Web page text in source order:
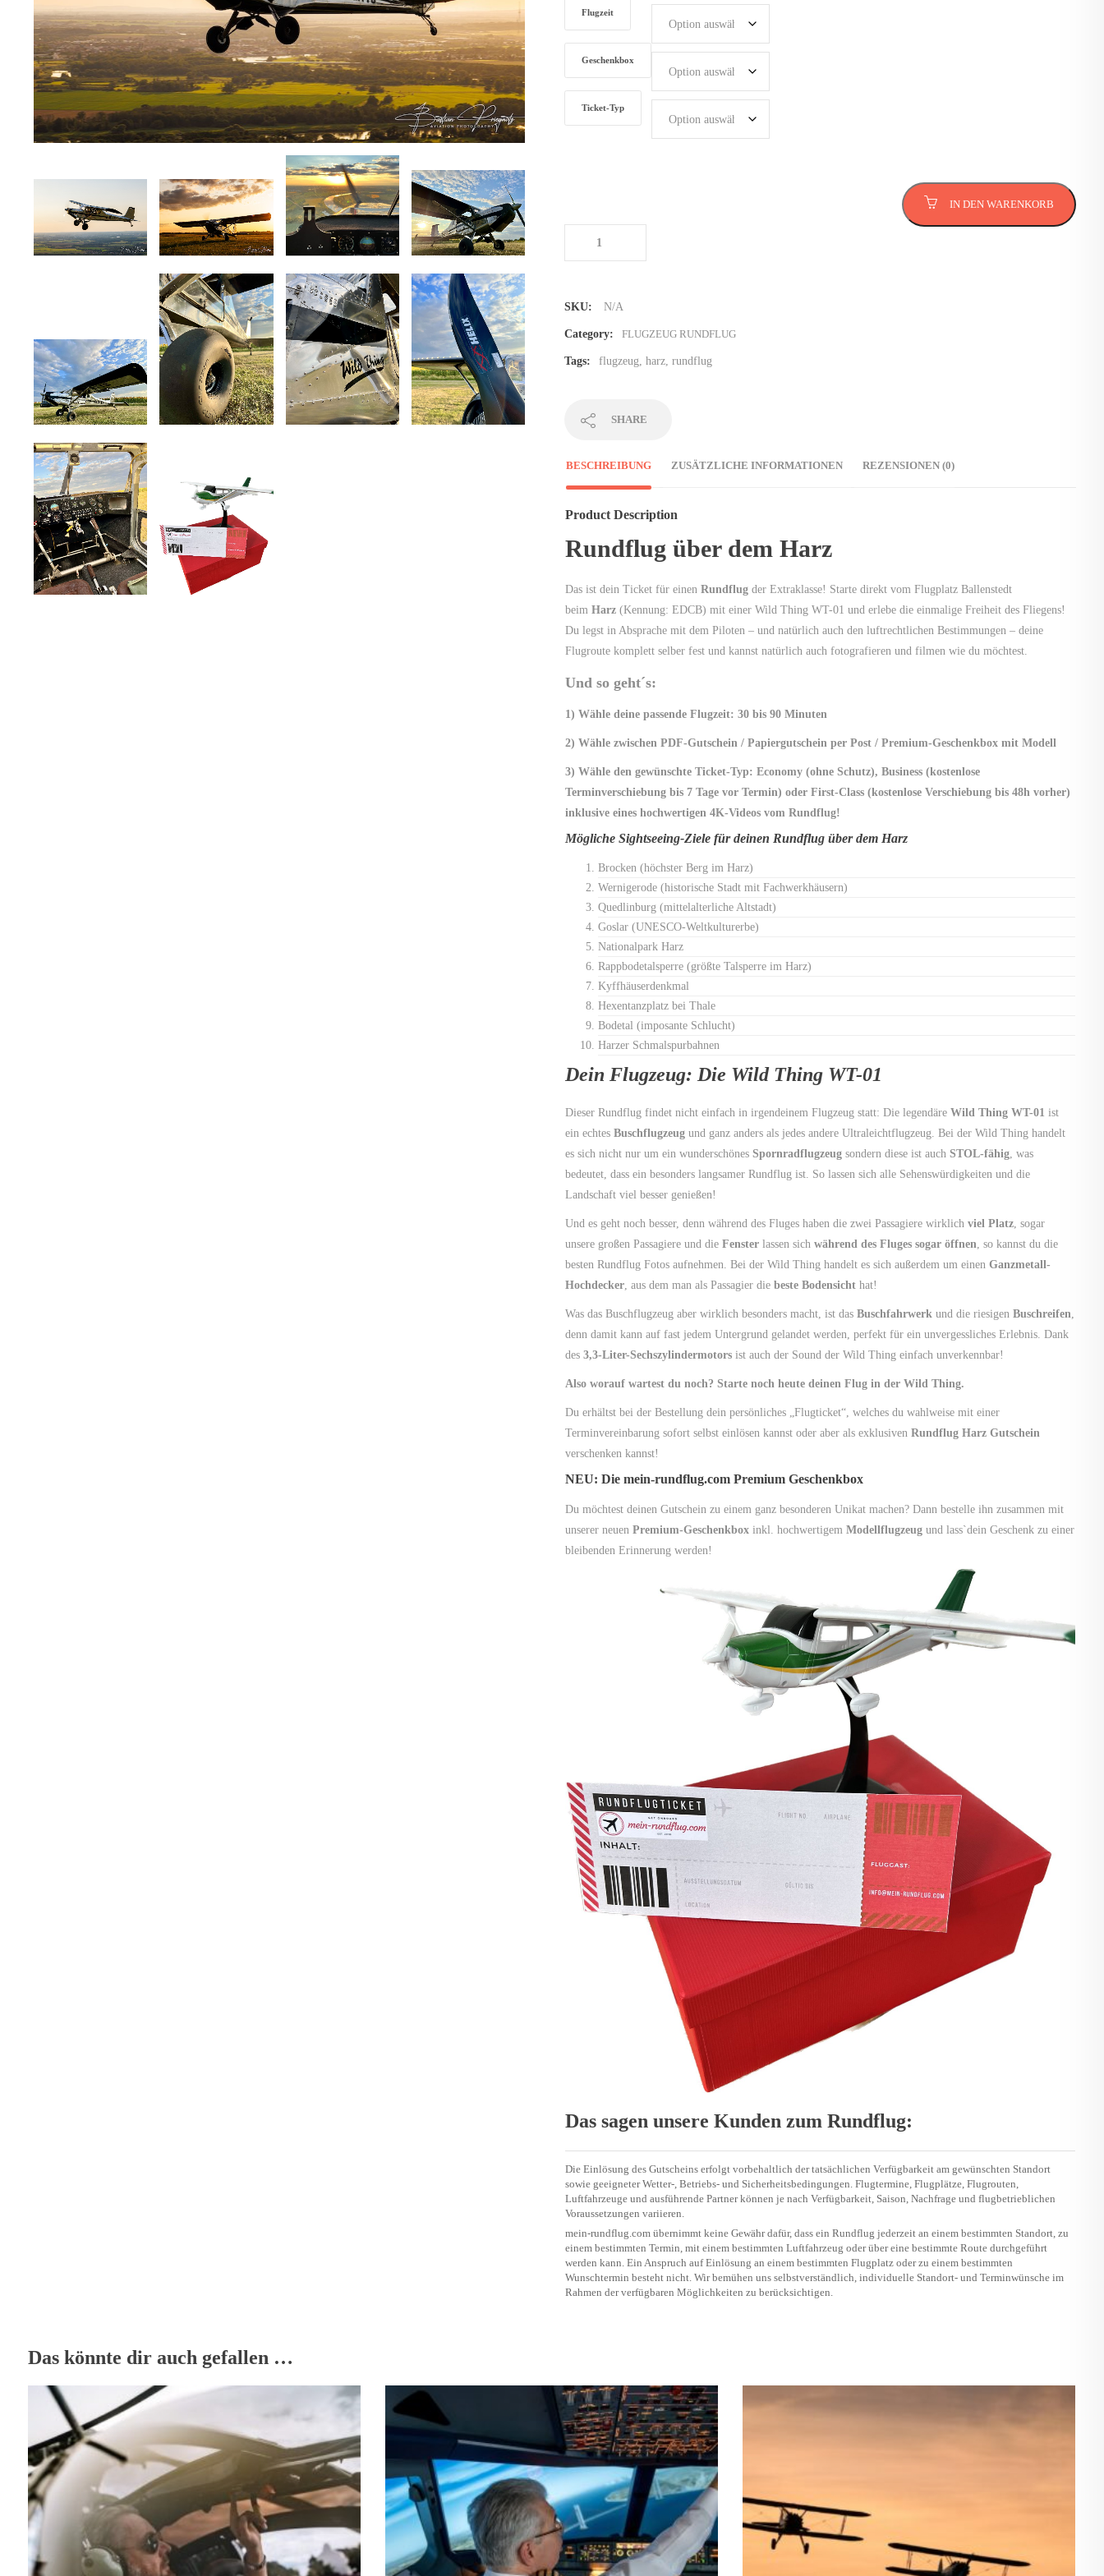
Flugzeit
Geschenkbox
Ticket-Typ
IN DEN WARENKORB
SKU: N/A
Category: FLUGZEUG RUNDFLUG
Tags: flugzeug, harz, rundflug
SHARE
BESCHREIBUNG ZUSÄTZLICHE INFORMATIONEN REZENSIONEN (0)
Product Description
Rundflug über dem Harz
Das ist dein Ticket für einen Rundflugder Extraklasse! Starte direkt vom Flugplatz Ballenstedt
beim Harz(Kennung: EDCB) mit einer Wild Thing WT-01 und erlebe die einmalige Freiheit des Fliegens!
Du legst in Absprache mit dem Piloten – und natürlich auch den luftrechtlichen Bestimmungen – deine
Flugroute komplett selber fest und kannst natürlich auch fotografieren und filmen wie du möchtest.
Und so geht´s:
1) Wähle deine passende Flugzeit: 30 bis 90 Minuten
2) Wähle zwischen PDF-Gutschein / Papiergutschein per Post / Premium-Geschenkbox mit Modell
3) Wähle den gewünschte Ticket-Typ: Economy (ohne Schutz), Business (kostenlose
Terminverschiebung bis 7 Tage vor Termin) oder First-Class (kostenlose Verschiebung bis 48h vorher)
inklusive eines hochwertigen 4K-Videos vom Rundflug!
Mögliche Sightseeing-Ziele für deinen Rundflug überdem Harz
Brocken (höchster Berg im Harz)
Wernigerode (historische Stadt mit Fachwerkhäusern)
Quedlinburg (mittelalterliche Altstadt)
Goslar (UNESCO-Weltkulturerbe)
Nationalpark Harz
Rappbodetalsperre (größte Talsperre im Harz)
Kyffhäuserdenkmal
Hexentanzplatz bei Thale
Bodetal (imposante Schlucht)
Harzer Schmalspurbahnen
Dein Flugzeug: Die Wild Thing WT-01
Dieser Rundflug findet nicht einfach in irgendeinem Flugzeug statt: Die legendäre Wild Thing WT-01 ist
ein echtes Buschflugzeugund ganz anders alsjedes andere Ultraleichtflugzeug. Bei der Wild Thing handelt
es sich nicht nur um ein wunderschönes Spornradflugzeugsondern diese ist auch STOL-fähig, was
bedeutet, dass ein besonders langsamer Rundflug ist. So lassen sich alle Sehenswürdigkeiten und die
Landschaft viel besser genießen!
Und es geht noch besser, denn während des Fluges haben die zwei Passagiere wirklich viel Platz, sogar
unsere großen Passagiere und die Fensterlassen sich während des Fluges sogar öffnen , so kannst du die
besten Rundflug Fotos aufnehmen. Bei der Wild Thing handelt es sich außerdem um einen Ganzmetall-
Hochdecker, aus dem man als Passagier die beste Bodensichthat!
Was das Buschflugzeug aber wirklich besonders macht, ist das Buschfahrwerk und die riesigen Buschreifen
denn damit kann auf fast jedem Untergrund gelandet werden, perfekt für ein unvergessliches Erlebnis. Dank
des 3,3-Liter-Sechszylindermotorsist auch der Sound der Wild Thing einfach unverkennbar!
Also worauf wartest du noch? Starte noch heute deinen Flug in der Wild Thing.
Du erhältst bei der Bestellung dein persönliches „Flugticket“, welches du wahlweise mit einer
Terminvereinbarung sofort selbst einlösen kannst oder aber als exklusiven Rundflug Harz Gutschein
verschenken kannst!
NEU: Die mein-rundflug.com Premium Geschenkbox
Du möchtest deinen Gutschein zu einem ganz besonderen Unikat machen? Dann bestelle ihn zusammen mit
unserer neuen Premium-Geschenkboxinkl. hochwertigem Modellflugzeugund lass`dein Geschenk zu einer
bleibenden Erinnerung werden!
Das sagen unsere Kunden zum Rundflug:
Die Einlösung des Gutscheins erfolgt vorbehaltlich der tatsächlichen Verfügbarkeit am gewünschten Standort
sowie geeigneter Wetter-, Betriebs- und Sicherheitsbedingungen. Flugtermine, Flugplätze, Flugrouten,
Luftfahrzeuge und ausführende Partner können je nach Verfügbarkeit, Saison, Nachfrage und flugbetrieblichen
Voraussetzungen variieren.
mein-rundflug.com übernimmt keine Gewähr dafür, dass ein Rundflug jederzeit an einem bestimmten Standort, zu
einem bestimmten Termin, mit einem bestimmten Luftfahrzeug oder über eine bestimmte Route durchgeführt
werden kann. Ein Anspruch auf Einlösung an einem bestimmten Flugplatz oder zu einem bestimmten
Wunschtermin besteht nicht. Wir bemühen uns selbstverständlich, individuelle Standort- und Terminwünsche im
Rahmen der verfügbaren Möglichkeiten zu berücksichtigen.
Das könnte dir auch gefallen …